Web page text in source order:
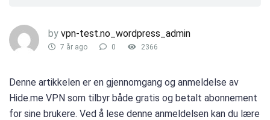
by vpn-test.no_wordpress_admin
7 år ago 0 2366
Denne artikkelen er en gjennomgang og anmeldelse av
Hide.me VPN som tilbyr både gratis og betalt abonnement
for sine brukere. Ved å lese denne anmeldelsen kan du lære